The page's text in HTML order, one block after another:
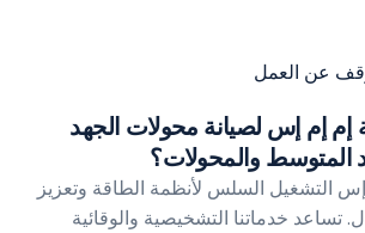
إس لصيانة محولات الجهد
والمحولات؟
السلس لأنظمة الطاقة وتعزيز
خدماتنا التشخيصية والوقائية